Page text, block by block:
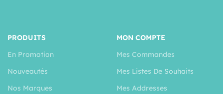
PRODUITS
En Promotion
Nouveautés
Nos Marques
MON COMPTE
Mes Commandes
Mes Listes De Souhaits
Mes Addresses